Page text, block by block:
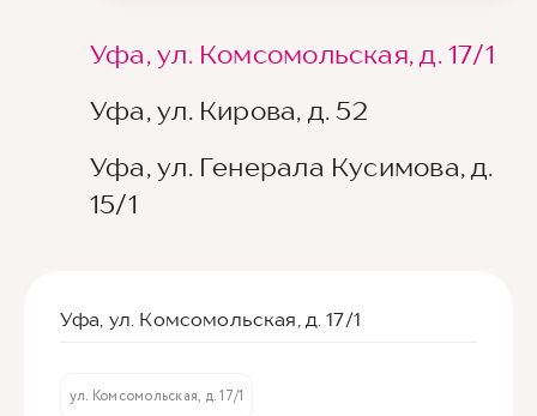
Уфа, ул. Комсомольская, д. 17/1
Уфа, ул. Кирова, д. 52
Уфа, ул. Генерала Кусимова, д.
15/1
Уфа, ул. Комсомольская, д. 17/1
ул. Комсомольская, д. 17/1